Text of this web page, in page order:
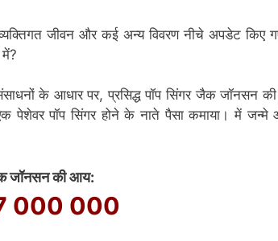
जीवन और कई अन्य विवरण नीचे अपडेट किए
के आधार पर, प्रसिद्ध पॉप सिंगर जैक जॉनसन
पॉप सिंगर होने के नाते पैसा कमाया। में जन्मे
जॉनसन की आय:
000 000